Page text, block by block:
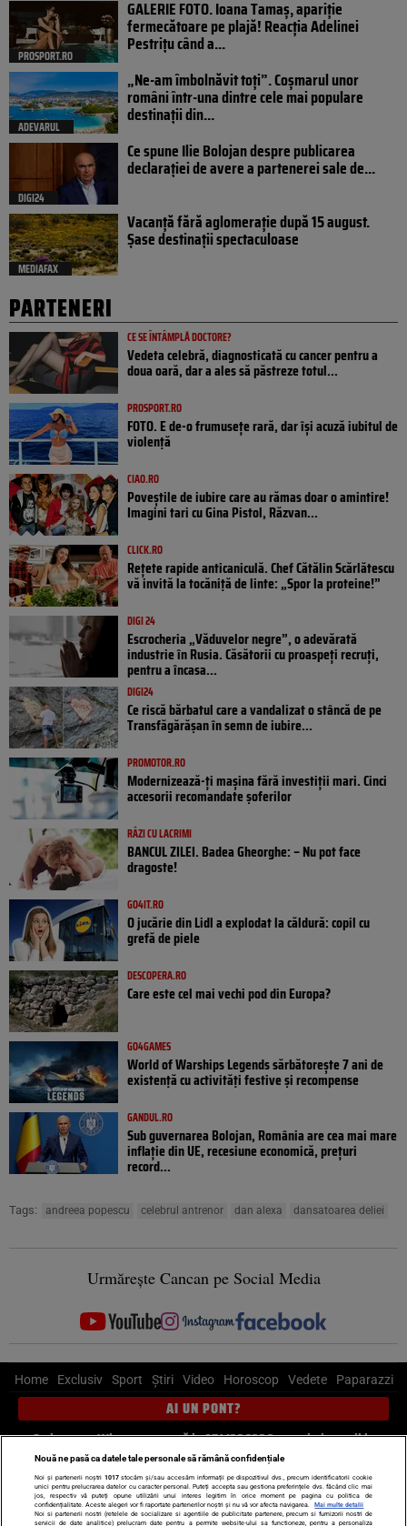
PROSPORT.RO
GALERIE FOTO. Ioana Tamaş, apariție
fermecătoare pe plajă! Reacția Adelinei
Pestrițu când a...
ADEVARUL
„Ne-am îmbolnăvit toți”. Coșmarul unor
români într-una dintre cele mai populare
destinații din...
DIGI24
Ce spune Ilie Bolojan despre publicarea
declarației de avere a partenerei sale de...
MEDIAFAX
Vacanță fără aglomerație după 15 august.
Șase destinații spectaculoase
PARTENERI
CE SE ÎNTÂMPLĂ DOCTORE?
Vedeta celebră, diagnosticată cu cancer pentru a
doua oară, dar a ales să păstreze totul...
PROSPORT.RO
FOTO. E de-o frumusețe rară, dar își acuză iubitul de
violență
CIAO.RO
Poveştile de iubire care au rămas doar o amintire!
Imagini tari cu Gina Pistol, Răzvan...
CLICK.RO
Rețete rapide anticaniculă. Chef Cătălin Scărlătescu
vă invită la tocăniță de linte: „Spor la proteine!”
DIGI 24
Escrocheria „Văduvelor negre”, o adevărată
industrie în Rusia. Căsătorii cu proaspeți recruți,
pentru a încasa...
DIGI24
Ce riscă bărbatul care a vandalizat o stâncă de pe
Transfăgărășan în semn de iubire...
PROMOTOR.RO
Modernizează-ți mașina fără investiții mari. Cinci
accesorii recomandate șoferilor
RÂZI CU LACRIMI
BANCUL ZILEI. Badea Gheorghe: – Nu pot face
dragoste!
GO4IT.RO
O jucărie din Lidl a explodat la căldură: copil cu
grefă de piele
DESCOPERA.RO
Care este cel mai vechi pod din Europa?
GO4GAMES
World of Warships Legends sărbătorește 7 ani de
existență cu activități festive și recompense
GANDUL.RO
Sub guvernarea Bolojan, România are cea mai mare
inflație din UE, recesiune economică, prețuri
record...
Tags: andreea popescu celebrul antrenor dan alexa dansatoarea deliei
Urmărește Cancan pe Social Media
Home Exclusiv Sport Știri Video Horoscop Vedete Paparazzi
AI UN PONT?
Scrie-ne pe Whatsapp, sună la 0741226226 sau trimite mail la
pont@cancan.ro
Știri interne Știri externe
Politică
Nouă ne pasă ca datele tale personale să rămână confidențiale
Noi și partenerii noștri 1017stocăm și/sau accesăm informații pe dispozitivul dvs., precum identificatorii cookie
unici pentru prelucrarea datelor cu caracter personal. Puteți accepta sau gestiona preferințele dvs. făcând clic mai
jos, respectiv vă puteți opune utilizării unui interes legitim în orice moment pe pagina cu politica de
confidențialitate. Aceste alegeri vor fi raportate partenerilor noștri și nu vă vor afecta navigarea.
Mai multe detalii
Noi si partenerii nostri (retelele de socializare si agentiile de publicitate partenere, precum si furnizorii nostri de
servicii de date analitice) prelucram date pentru a permite website-ului sa functioneze, pentru a personaliza